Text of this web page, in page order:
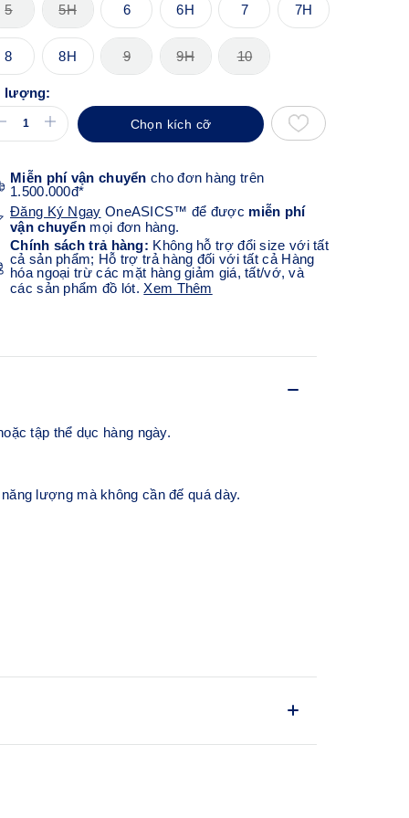
5 5H 6 6H 7 7H
8 8H 9 9H 10
lượng:
Chọn kích cỡ
Miễn phí vận chuyển cho đơn hàng trên
1.500.000đ*
Đăng Ký Ngay OneASICS™ để được miễn phí
vận chuyển mọi đơn hàng.
Chính sách trả hàng: Không hỗ trợ đổi size với tất
cả sản phẩm; Hỗ trợ trả hàng đối với tất cả Hàng
hóa ngoại trừ các mặt hàng giảm giá, tất/vớ, và
các sản phẩm đồ lót.Xem Thêm
tập thể dục hàng ngày.
lượng mà không cần đế quá dày.